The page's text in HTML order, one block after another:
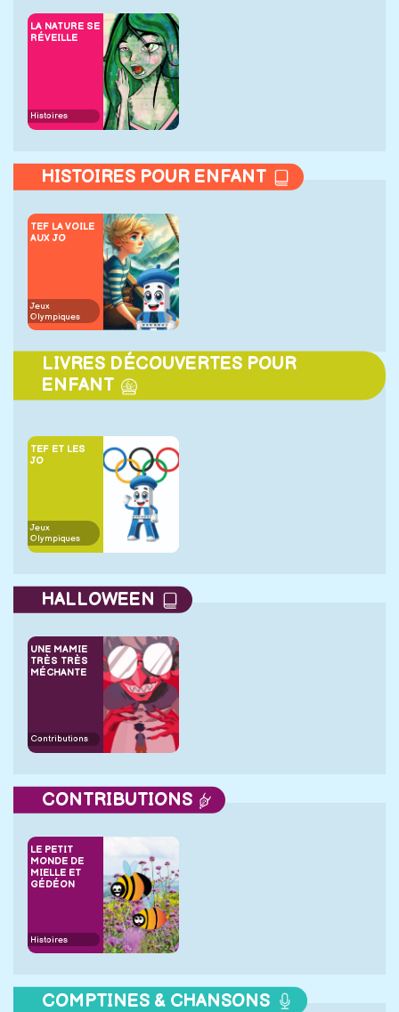
LA NATURE SE
RÉVEILLE
Histoires
HISTOIRES POUR ENFANT
TEF LA VOILE
AUX JO
Jeux
Olympiques
LIVRES DÉCOUVERTES POUR
ENFANT
TEF ET LES
JO
Jeux
Olympiques
HALLOWEEN
UNE MAMIE
TRÈS TRÈS
MÉCHANTE
Contributions
CONTRIBUTIONS
LE PETIT
MONDE DE
MIELLE ET
GÉDÉON
Histoires
COMPTINES & CHANSONS